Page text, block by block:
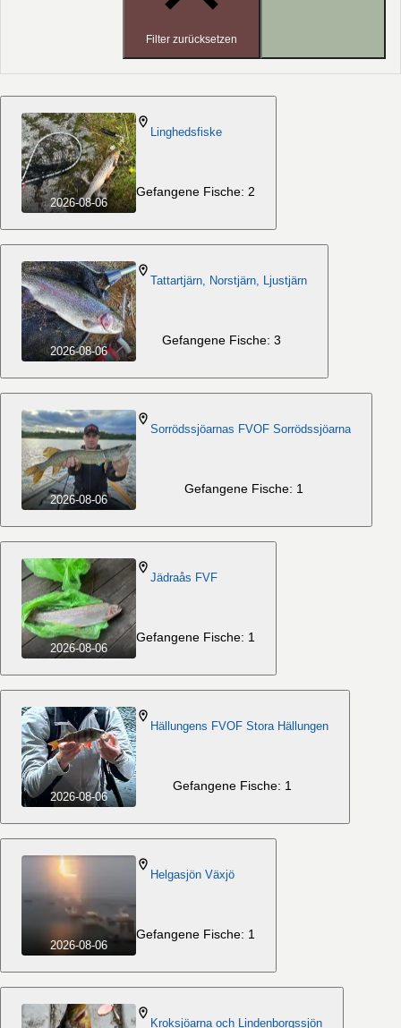
Filter zurücksetzen
2026-08-06
Linghedsfiske
Gefangene Fische: 2
2026-08-06
Tattartjärn, Norstjärn, Ljustjärn
Gefangene Fische: 3
2026-08-06
Sorrödssjöarnas FVOF Sorrödssjöarna
Gefangene Fische: 1
2026-08-06
Jädraås FVF
Gefangene Fische: 1
2026-08-06
Hällungens FVOF Stora Hällungen
Gefangene Fische: 1
2026-08-06
Helgasjön Växjö
Gefangene Fische: 1
Kroksjöarna och Lindenborgssjön